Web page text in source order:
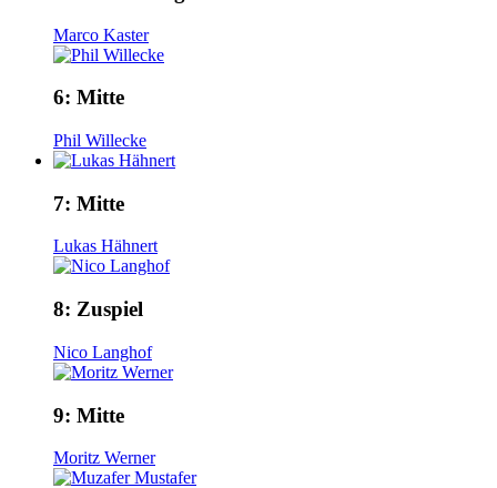
Marco Kaster
6: Mitte
Phil Willecke
7: Mitte
Lukas Hähnert
8: Zuspiel
Nico Langhof
9: Mitte
Moritz Werner